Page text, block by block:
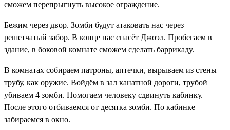
сможем перепрыгнуть высокое ограждение.
Бежим через двор. Зомби будут атаковать нас через
решетчатый забор. В конце нас спасёт Джоэл. Пробегаем в
здание, в боковой комнате сможем сделать баррикаду.
В комнатах собираем патроны, аптечки, вырываем из стены
трубу, как оружие. Войдём в зал канатной дороги, трубой
убиваем 4 зомби. Помогаем человеку сдвинуть кабинку.
После этого отбиваемся от десятка зомби. По кабинке
забираемся в окно.